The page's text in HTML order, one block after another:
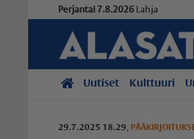
Perjantai 7.8.2026 Lahja
Uutiset Kulttuuri
29.7.2025 18.29,